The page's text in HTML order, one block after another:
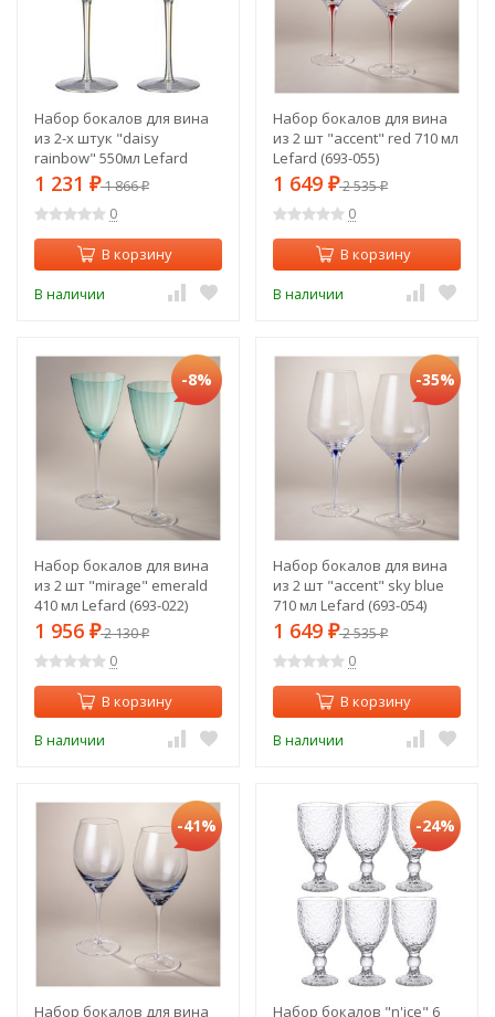
Набор бокалов для вина
из 2-х штук "daisy
rainbow" 550мл Lefard
(887-411)
1 231 ₽1 866₽
0
В корзину
В наличии
Набор бокалов для вина
из 2 шт "accent" red 710 мл
Lefard (693-055)
1 649 ₽2 535₽
0
В корзину
В наличии
-8%
Набор бокалов для вина
из 2 шт "mirage" emerald
410 мл Lefard (693-022)
1 956 ₽2 130₽
0
В корзину
В наличии
-35%
Набор бокалов для вина
из 2 шт "accent" sky blue
710 мл Lefard (693-054)
1 649 ₽2 535₽
0
В корзину
В наличии
-41%
Набор бокалов для вина
-24%
Набор бокалов "n'ice" 6